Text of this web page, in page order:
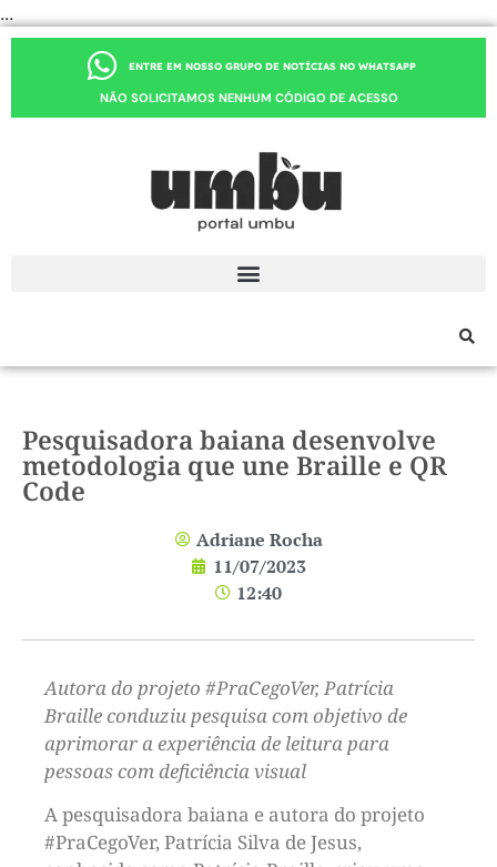
...
ENTRE EM NOSSO GRUPO DE NOTÍCIAS NO WHATSAPP
NÃO SOLICITAMOS NENHUM CÓDIGO DE ACESSO
Pesquisadora baiana desenvolve
metodologia que une Braille e QR
Code
Adriane Rocha
11/07/2023
12:40
Autora do projeto #PraCegoVer, Patrícia
Braille conduziu pesquisa com objetivo de
aprimorar a experiência de leitura para
pessoas com deficiência visual
A pesquisadora baiana e autora do projeto
#PraCegoVer, Patrícia Silva de Jesus,